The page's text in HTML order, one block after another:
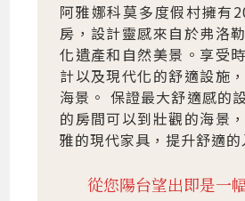
阿雅娜科莫多度假村擁有
房，設計靈感來自於弗洛
化遺產和自然美景。享受
計以及現代化的舒適設施
海景。 保證最大舒適感的
的房間可以到壯觀的海景
雅的現代家具，提升舒適的
從您陽台望出即是一